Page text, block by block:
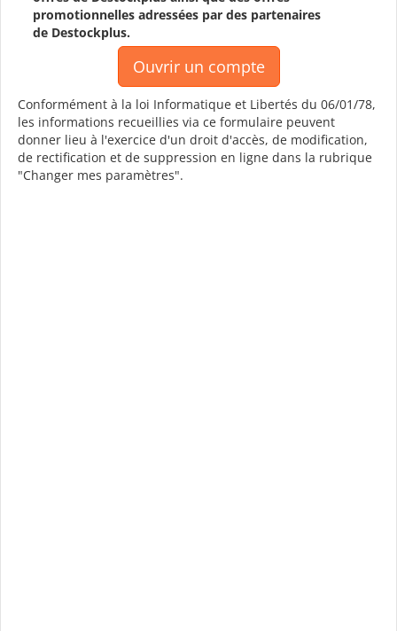
promotionnelles adressées par des partenaires
de Destockplus.
Conformément à la loi Informatique et Libertés du 06/01/78,
les informations recueillies via ce formulaire peuvent
donner lieu à l'exercice d'un droit d'accès, de modification,
de rectification et de suppression en ligne dans la rubrique
"Changer mes paramètres".